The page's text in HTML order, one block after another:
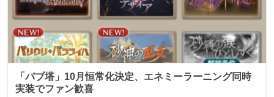
「バブ塔」10月恒常化決定、エネミーラーニング同時
実装でファン歓喜